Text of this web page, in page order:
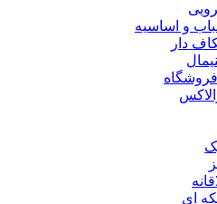
و اساسیه
دار
ای